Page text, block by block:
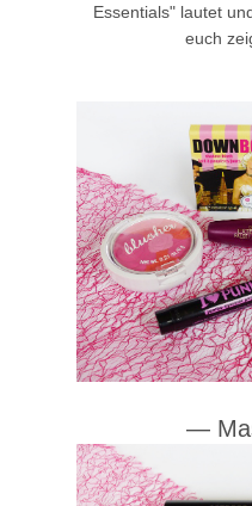
Essentials" lautet
euch
—